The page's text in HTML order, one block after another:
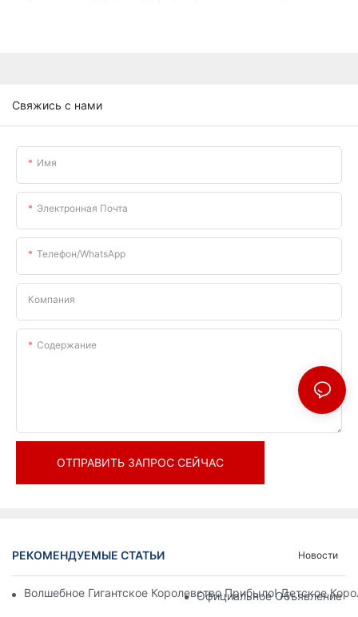
Свяжись с нами
Имя
Электронная Почта
Телефон/WhatsApp
Компания
Содержание
ОТПРАВИТЬ ЗАПРОС СЕЙЧАС
РЕКОМЕНДУЕМЫЕ СТАТЬИ Новости
Волшебное Гигантское Королевство Прибыло! Детское
Официальное Объявление |